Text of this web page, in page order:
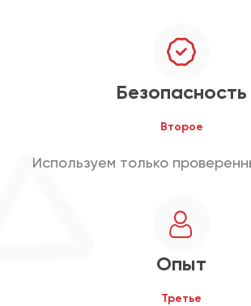
Безопасность
Второе
Используем только
Опыт
Третье